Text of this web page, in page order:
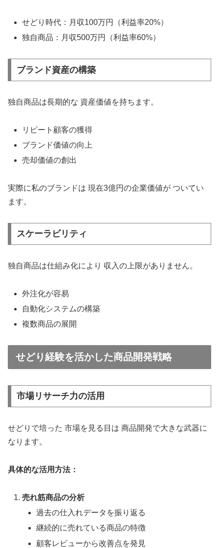
せどり時代：月収100万円（利益率20%）
独自商品：月収500万円（利益率60%）
ブランド資産の構築
独自商品は長期的な 資産価値を持ちます。
リピート顧客の獲得
ブランド価値の向上
売却価値の創出
実際に私のブランドは 現在3億円の企業価値が ついてい
ます。
スケーラビリティ
独自商品は仕組み化により 収入の上限がありません。
外注化が容易
自動化システムの構築
複数商品の展開
せどり経験を活かした商品開発戦略
市場リサーチ力の活用
せどりで培った 市場を見る目は 商品開発で大きな武器に
なります。
具体的な活用方法：
売れ筋商品の分析
過去の仕入れデータを振り返る
継続的に売れている商品の特徴
顧客レビューから改善点を発見